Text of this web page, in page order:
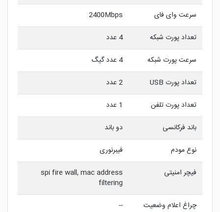
سرعت وای فای
2400Mbps
تعداد پورت شبکه
4 عدد
سرعت پورت شبکه
4 عدد گیگ
تعداد پورت USB
2 عدد
تعداد پورت تلفن
1 عدد
باند فرکانسی
دو باند
نوع مودم
فیبرنوری
فیچر امنیتی
spi fire wall, mac address
filtering
چراغ اعلام وضعیت
--